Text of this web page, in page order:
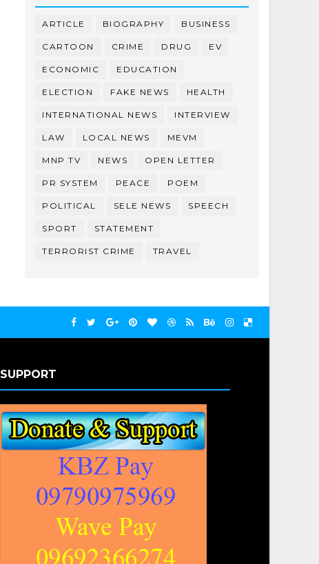
ARTICLE BIOGRAPHY BUSINESS
CARTOON CRIME DRUG EV
ECONOMIC EDUCATION
ELECTION FAKE NEWS HEALTH
INTERNATIONAL NEWS INTERVIEW
LAW LOCAL NEWS MEVM
MNP TV NEWS OPEN LETTER
PR SYSTEM PEACE POEM
POLITICAL SELE NEWS SPEECH
SPORT STATEMENT
TERRORIST CRIME TRAVEL
SUPPORT